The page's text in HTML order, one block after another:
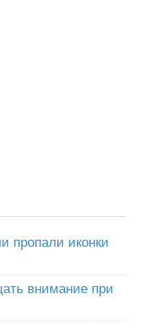
пропали иконки
внимание при